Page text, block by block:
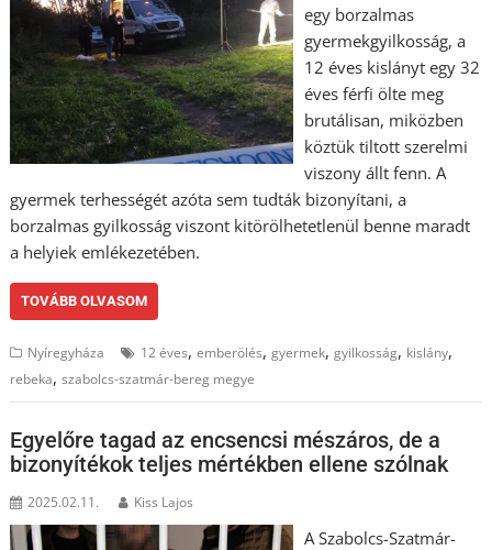
egy borzalmas
gyermekgyilkosság, a
12 éves kislányt egy 32
éves férfi ölte meg
brutálisan, miközben
köztük tiltott szerelmi
viszony állt fenn. A
gyermek terhességét azóta sem tudták bizonyítani, a
borzalmas gyilkosság viszont kitörölhetetlenül benne maradt
a helyiek emlékezetében.
TOVÁBB OLVASOM
Nyíregyháza 12 éves,emberölés,gyermek,gyilkosság, kislány,
rebeka,szabolcs-szatmár-bereg megye
Egyelőre tagad az encsencsi mészáros, de a
bizonyítékok teljes mértékben ellene szólnak
2025.02.11. Kiss Lajos
A Szabolcs-Szatmár-